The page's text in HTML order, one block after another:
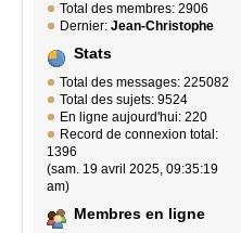
Total des membres: 2906
Dernier: Jean-Christophe
Stats
Total des messages: 225082
Total des sujets: 9524
En ligne aujourd'hui: 220
Record de connexion total:
1396
(sam. 19 avril 2025, 09:35:19
am)
Membres en ligne